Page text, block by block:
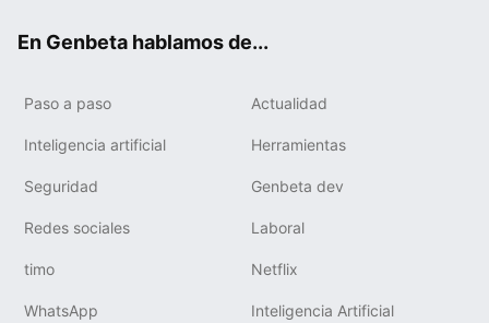
En Genbeta hablamos de...
Paso a paso Actualidad
Inteligencia artificial Herramientas
Seguridad Genbeta dev
Redes sociales Laboral
timo Netflix
WhatsApp Inteligencia Artificial